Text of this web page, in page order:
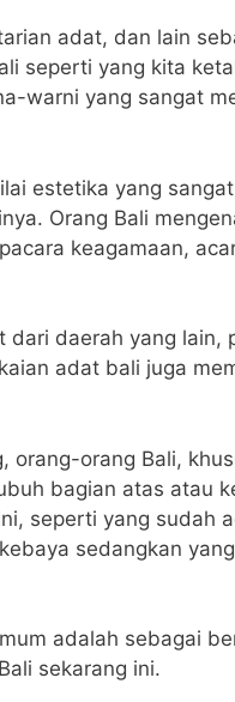
adat, dan lain
seperti yang kita
warni yang sangat
estetika yang
Orang Bali
keagamaan,
daerah yang lain,
adat bali juga
orang-orang Bali,
bagian atas atau
seperti yang sudah
sedangkan
adalah sebagai
sekarang ini.